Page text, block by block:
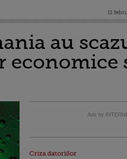
11
au
economice
Ads by
Criza datoriilor